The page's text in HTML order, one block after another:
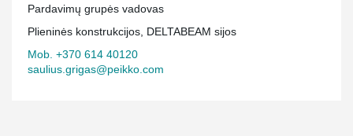
Pardavimų grupės vadovas
Plieninės konstrukcijos, DELTABEAM sijos
Mob. +370 614 40120
saulius.grigas@peikko.com